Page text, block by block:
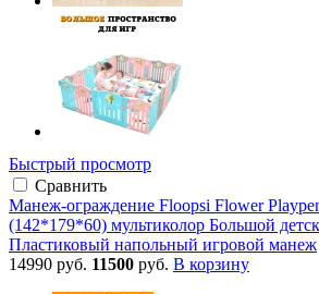
Быстрый просмотр
Сравнить
Манеж-ограждение Floopsi Flower
(142*179*60) мультиколор Большой
Пластиковый напольный игровой манеж
14990 руб. 11500 руб. В корзину